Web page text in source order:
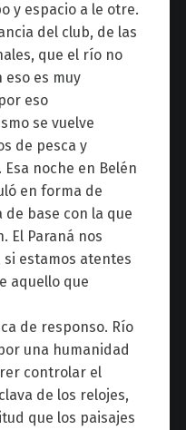
y espacio a le otre.
del club, de las
que el río no
eso es muy
eso
se vuelve
de pesca y
noche en Belén
en forma de
de base con la que
El Paraná nos
si estamos atentes
aquello que
de responso. Río
una humanidad
controlar el
de los relojes,
que los paisajes